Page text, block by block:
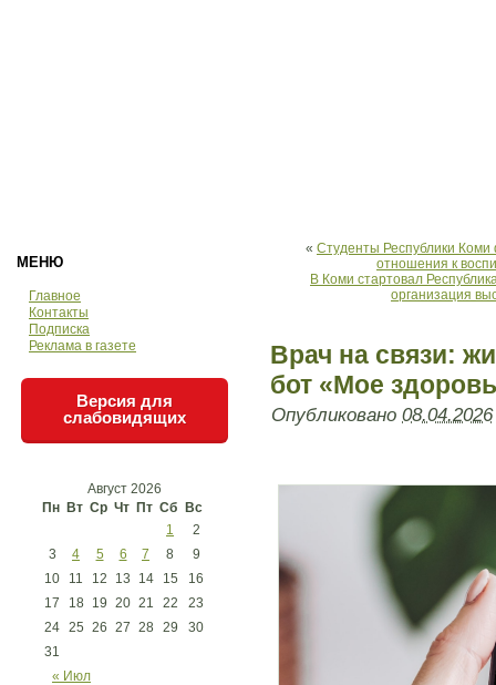
МЕНЮ
Главное
Контакты
Подписка
Реклама в газете
Версия для
слабовидящих
Август 2026
Пн Вт Ср Чт Пт Сб Вс
« Июл
1
2
3
4 5 6 7 8
9
10
11 12 13 14 15
16
17
18 19 20 21 22
23
24 25 26 27 28 29
30
31
« Студенты Республики
отношения к
В Коми стартовал
организация
Врач на связи:
бот «Мое
Опубликовано 08.04.2026